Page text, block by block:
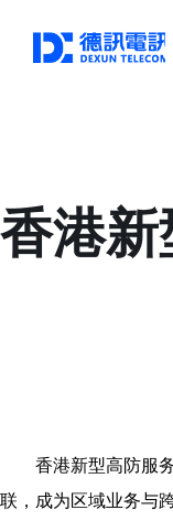
香港
香港新型高防服
联，成为区域业务与